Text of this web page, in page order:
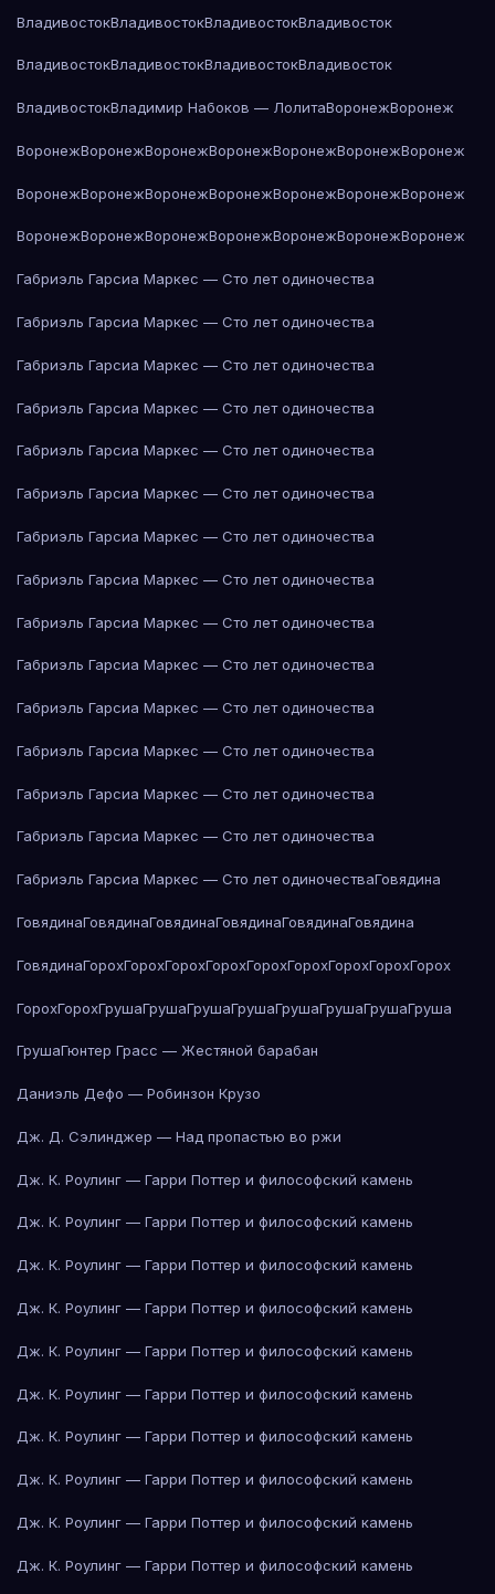
ВладивостокВладивостокВладивостокВладивосток
ВладивостокВладивостокВладивостокВладивосток
ВладивостокВладимир Набоков — ЛолитаВоронежВоронеж
ВоронежВоронежВоронежВоронежВоронежВоронежВоронеж
ВоронежВоронежВоронежВоронежВоронежВоронежВоронеж
ВоронежВоронежВоронежВоронежВоронежВоронежВоронеж
Габриэль Гарсиа Маркес — Сто лет одиночества
Габриэль Гарсиа Маркес — Сто лет одиночества
Габриэль Гарсиа Маркес — Сто лет одиночества
Габриэль Гарсиа Маркес — Сто лет одиночества
Габриэль Гарсиа Маркес — Сто лет одиночества
Габриэль Гарсиа Маркес — Сто лет одиночества
Габриэль Гарсиа Маркес — Сто лет одиночества
Габриэль Гарсиа Маркес — Сто лет одиночества
Габриэль Гарсиа Маркес — Сто лет одиночества
Габриэль Гарсиа Маркес — Сто лет одиночества
Габриэль Гарсиа Маркес — Сто лет одиночества
Габриэль Гарсиа Маркес — Сто лет одиночества
Габриэль Гарсиа Маркес — Сто лет одиночества
Габриэль Гарсиа Маркес — Сто лет одиночества
Габриэль Гарсиа Маркес — Сто лет одиночестваГовядина
ГовядинаГовядинаГовядинаГовядинаГовядинаГовядина
ГовядинаГорохГорохГорохГорохГорохГорохГорохГорохГорох
ГорохГорохГрушаГрушаГрушаГрушаГрушаГрушаГрушаГруша
ГрушаГюнтер Грасс — Жестяной барабан
Даниэль Дефо — Робинзон Крузо
Дж. Д. Сэлинджер — Над пропастью во ржи
Дж. К. Роулинг — Гарри Поттер и философский камень
Дж. К. Роулинг — Гарри Поттер и философский камень
Дж. К. Роулинг — Гарри Поттер и философский камень
Дж. К. Роулинг — Гарри Поттер и философский камень
Дж. К. Роулинг — Гарри Поттер и философский камень
Дж. К. Роулинг — Гарри Поттер и философский камень
Дж. К. Роулинг — Гарри Поттер и философский камень
Дж. К. Роулинг — Гарри Поттер и философский камень
Дж. К. Роулинг — Гарри Поттер и философский камень
Дж. К. Роулинг — Гарри Поттер и философский камень